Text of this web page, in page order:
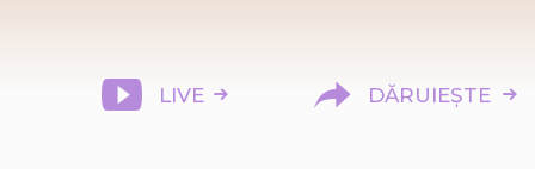
LIVE DĂRUIEȘTE